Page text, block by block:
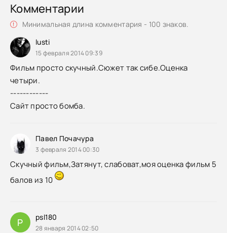
Комментарии
Минимальная длина комментария - 100 знаков.
lusti
15 февраля 2014 09:39
Фильм просто скучный.Сюжет так сибе.Оценка
четыри.
------------
Сайт просто бомба.
Павел Почачура
3 февраля 2014 00:30
Скучный фильм,Затянут, слабоват,моя оценка фильм 5
балов из 10
P psl180
28 января 2014 02:50